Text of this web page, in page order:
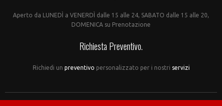
Aperto da LUNEDÌ a VENERDÌ dalle 15 alle 24, SABATO dalle 15 alle 20,
DOMENICA su Prenotazione
Richiesta Preventivo.
Richiedi un preventivo personalizzato per i nostri servizi